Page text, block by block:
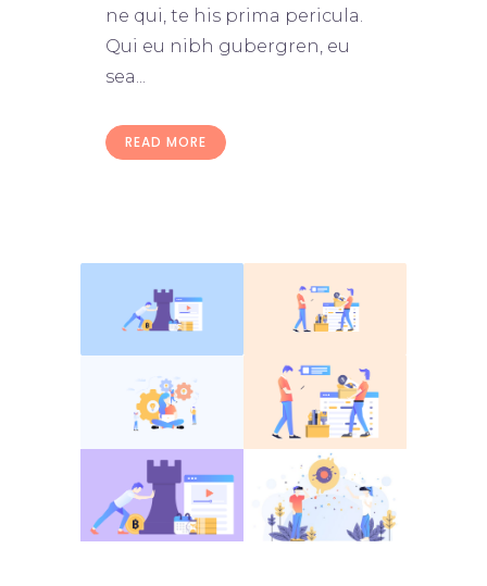
ne qui, te his prima pericula.
Qui eu nibh gubergren, eu
sea...
READ MORE